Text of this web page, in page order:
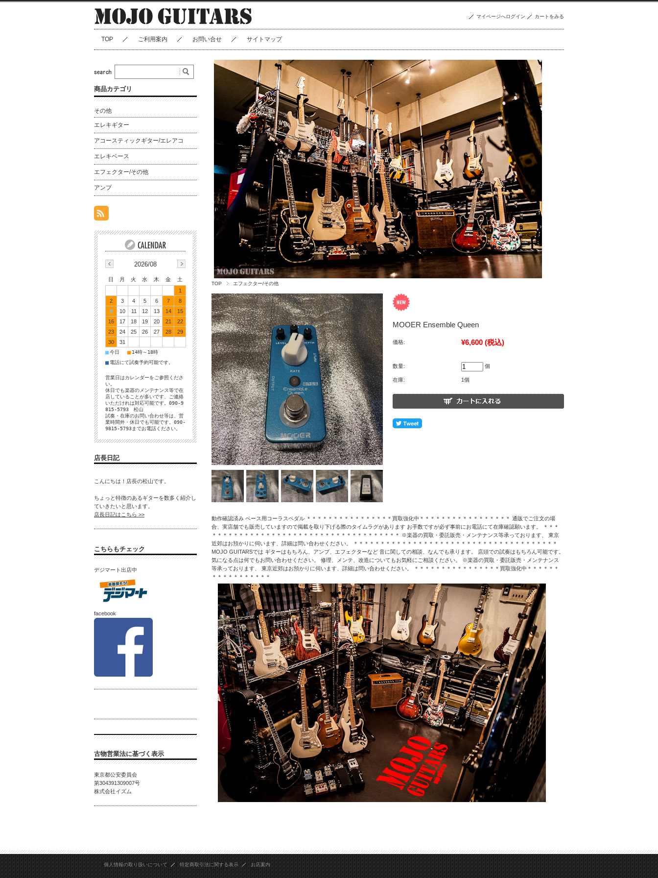
マイページへログイン カートをみる
TOP ご利用案内 お問い合せ サイトマップ
TOP エフェクター/その他
MOOER Ensemble Queen
価格: ¥6,600 (税込)
数量: 個
在庫: 1個
動作確認済み ベース用コーラスペダル ＊＊＊＊＊＊＊＊＊＊＊＊＊＊＊＊買取強化中＊＊＊＊＊＊＊＊＊＊＊＊＊＊＊＊＊ 通販でご注文の場
合、実店舗でも販売していますので掲載を取り下げる際のタイムラグがあります お手数ですが必ず事前にお電話にて在庫確認願います。 ＊＊＊
＊＊＊＊＊＊＊＊＊＊＊＊＊＊＊＊＊＊＊＊＊＊＊＊＊＊＊＊＊＊＊＊＊＊＊ ※楽器の買取・委託販売・メンテナンス等承っております、 東京
近郊はお預かりに伺います、詳細は問い合わせください。 ＊＊＊＊＊＊＊＊＊＊＊＊＊＊＊＊＊＊＊＊＊＊＊＊＊＊＊＊＊＊＊＊＊＊＊＊＊＊
MOJO GUITARSでは ギターはもちろん、アンプ、エフェクターなど 音に関しての相談、なんでも承ります。 店頭での試奏はもちろん可能です。
気になる点は何でもお問い合わせください。 修理、メンテ、改造についてもお気軽にご相談ください。 ※楽器の買取・委託販売・メンテナンス
等承っております、 東京近郊はお預かりに伺います、詳細は問い合わせください。 ＊＊＊＊＊＊＊＊＊＊＊＊＊＊＊＊買取強化中＊＊＊＊＊＊
＊＊＊＊＊＊＊＊＊＊＊
商品カテゴリ
その他
エレキギター
アコースティックギター/エレアコ
エレキベース
エフェクター/その他
アンプ
2026/08
日 月 火 水 木 金
土
1
2
3 4 5 6 7
8
9
10 11 12 13 14
15
16
17 18 19 20 21
22
23
24 25 26 27 28
29
30
31
■今日 ■ 14時～18時
■ 電話にて試奏予約可能です。
営業日はカレンダーをご参照くださ
い。
休日でも楽器のメンテナンス等で在
店していることが多いです、ご連絡
いただけれは対応可能です。090-9
815-5793 松山
試奏・在庫のお問い合わせ等は、営
業時間外・休日でも可能です。090-
9815-5793までお電話ください。
店長日記
こんにちは！店長の松山です。
ちょっと特徴のあるギターを数多く紹介し
ていきたいと思います。
店長日記はこちら >>
こちらもチェック
デジマート出店中
facebook
古物営業法に基づく表示
東京都公安委員会
第304391309007号
株式会社イズム
個人情報の取り扱いについて 特定商取引法に関する表示 お店案内